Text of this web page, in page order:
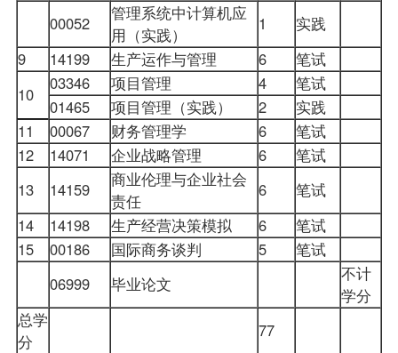
00052
管理系统中计算机应
用（实践）
1
实践
9
14199 生产运作与管理 6
笔试
10
03346 项目管理 4
笔试
01465
项目管理（实践） 2
实践
11
00067 财务管理学 6
笔试
12
14071 企业战略管理 6
笔试
13
14159
商业伦理与企业社会
责任
6
笔试
14
14198 生产经营决策模拟 6
笔试
15
00186 国际商务谈判 5
笔试
06999
毕业论文
不计
学分
总学
分
77